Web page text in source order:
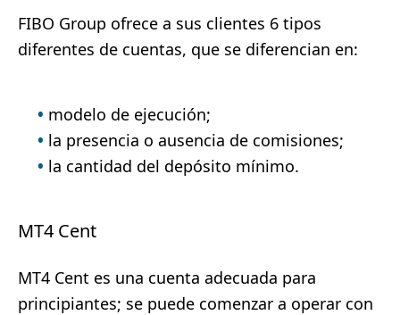
FIBO Group ofrece a sus clientes 6 tipos
diferentes de cuentas, que se diferencian en:
modelo de ejecución;
la presencia o ausencia de comisiones;
la cantidad del depósito mínimo.
MT4 Cent
MT4 Cent es una cuenta adecuada para
principiantes; se puede comenzar a operar con